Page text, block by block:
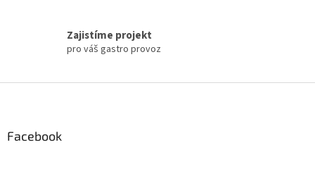
u
Zajistíme projekt
pro váš gastro provoz
Facebook